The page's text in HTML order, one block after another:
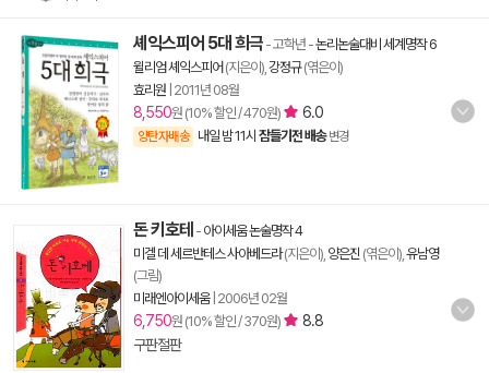
셰익스피어 5대 희극 - 고학년 -논리논술대비 세계명작 6
윌리엄 셰익스피어 (지은이), 강정규(엮은이)
효리원 2011년 08월
8,550원 (10% 할인 / 470원) 6.0
양탄자배송 내일 밤 11시 잠들기전 배송 변경
돈 키호테 - 아이세움 논술명작 4
미겔 데 세르반테스 사아베드라(지은이), 양은진 (엮은이), 유남영
(그림)
미래엔아이세움| 2006년 02월
6,750원 (10% 할인 / 370원)
8.8
구판절판